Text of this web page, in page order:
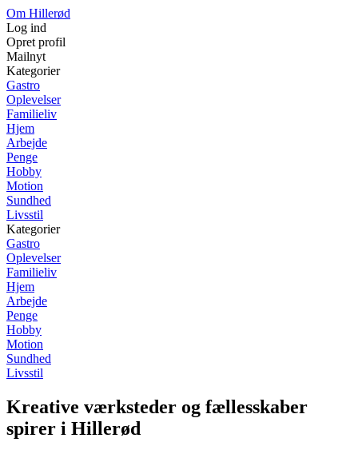
Om Hillerød
Log ind
Opret profil
Mailnyt
Kategorier
Gastro
Oplevelser
Familieliv
Hjem
Arbejde
Penge
Hobby
Motion
Sundhed
Livsstil
Kategorier
Gastro
Oplevelser
Familieliv
Hjem
Arbejde
Penge
Hobby
Motion
Sundhed
Livsstil
Kreative værksteder og fællesskaber
spirer i Hillerød